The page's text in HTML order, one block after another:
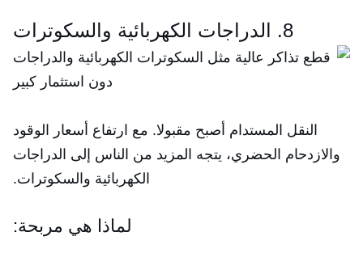
8. الدراجات الكهربائية والسكوترات
النقل المستدام أصبح مقبولا. مع ارتفاع أسعار الوقود
والازدحام الحضري، يتجه المزيد من الناس إلى الدراجات
الكهربائية والسكوترات.
لماذا هي مربحة: